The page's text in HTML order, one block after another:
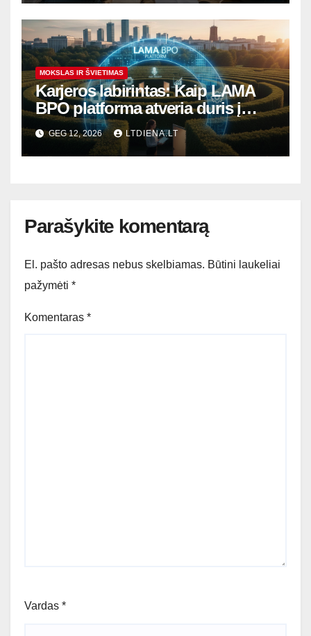
MOKSLAS IR ŠVIETIMAS
Karjeros labirintas: Kaip LAMA
BPO platforma atveria duris į
paklausiausias darbo rinkos
specialybes?
GEG 12, 2026 LTDIENA.LT
Parašykite komentarą
El. pašto adresas nebus skelbiamas. Būtini laukeliai
pažymėti *
Komentaras *
Vardas *